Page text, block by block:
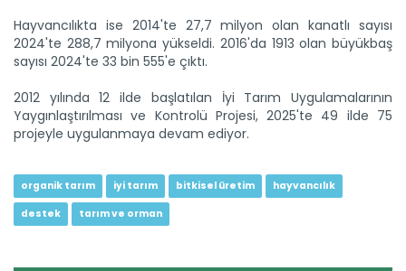
Hayvancılıkta ise 2014'te 27,7 milyon olan kanatlı sayısı
2024'te 288,7 milyona yükseldi. 2016'da 1913 olan büyükbaş
sayısı 2024'te 33 bin 555'e çıktı.
2012 yılında 12 ilde başlatılan İyi Tarım Uygulamalarının
Yaygınlaştırılması ve Kontrolü Projesi, 2025'te 49 ilde 75
projeyle uygulanmaya devam ediyor.
organik tarım iyi tarım bitkisel üretim hayvancılık
destek tarım ve orman
İşletmelerinde 400 binden fazla küçük ve büyükbaş hayvan...
Devamını Oku ->